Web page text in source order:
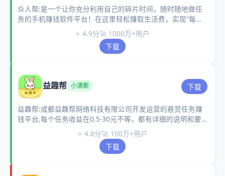
众人帮:是一个让你充分利用自己的碎片时间，随时随地做任
务的手机赚钱软件平台！在这里轻松赚取生活费，实现”每天
半小时，月赚1000元”的小目标。
⭐ 4.9分🚀 1000万+用户
下载
益趣帮 小清新 下载
益趣帮:成都益趣帮网络科技有限公司开发运营的悬赏任务赚
钱平台,每个任务收益在0.5-30元不等，都有详细的说明和要
求，操作简单易懂，适合学生兼职、宝妈副业。
⭐ 4.8分🚀 100万+用户
下载